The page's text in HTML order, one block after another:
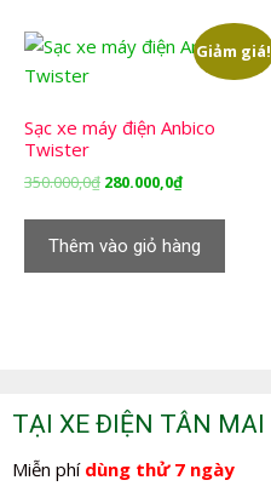
Giảm giá!
Sạc xe máy điện Anbico
Twister
350.000,0₫ Giá
350.000,0₫.
280.000,0₫Giá
là:
280.000,0₫.
Thêm vào giỏ hàng
TẠI XE ĐIỆN TÂN MAI
Miễn phí dùng thử 7 ngày